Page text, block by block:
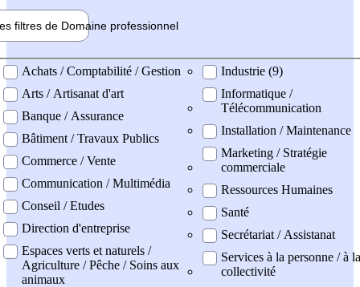
filtres de Domaine professionnel
professionel
Achats / Comptabilité / Gestion
Arts / Artisanat d'art
Banque / Assurance
Bâtiment / Travaux Publics
Commerce / Vente
Communication / Multimédia
Conseil / Etudes
Direction d'entreprise
Espaces verts et naturels /
Agriculture / Pêche / Soins aux
animaux
Industrie (9)
Informatique /
Télécommunication
Installation / Maintenance
Marketing / Stratégie
commerciale
Ressources Humaines
Santé
Secrétariat / Assistanat
Services à la personne / à la
collectivité